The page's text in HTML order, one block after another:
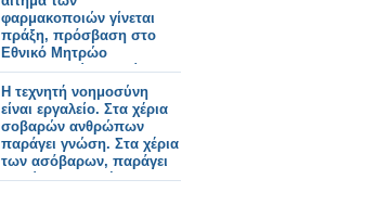
φαρμακοποιών γίνεται
πράξη, πρόσβαση στο
Εθνικό Μητρώο
Εμβολιασμών Ενηλίκων
Η τεχνητή νοημοσύνη
είναι εργαλείο. Στα χέρια
σοβαρών ανθρώπων
παράγει γνώση. Στα χέρια
των ασόβαρων, παράγει
απλώς γυαλισμένη